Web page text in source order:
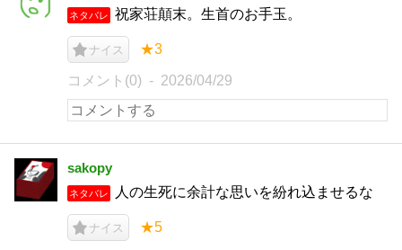
ネタバレ 祝家荘顛末。生首のお手玉。
ナイス ★3
コメント(0) 2026/04/29
sakopy
ネタバレ 人の生死に余計な思いを紛れ込ませるな
ナイス ★5